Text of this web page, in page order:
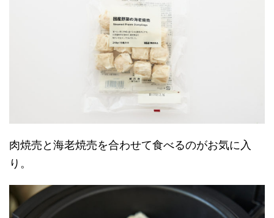
肉焼売と海老焼売を合わせて食べるのがお気に入
り。